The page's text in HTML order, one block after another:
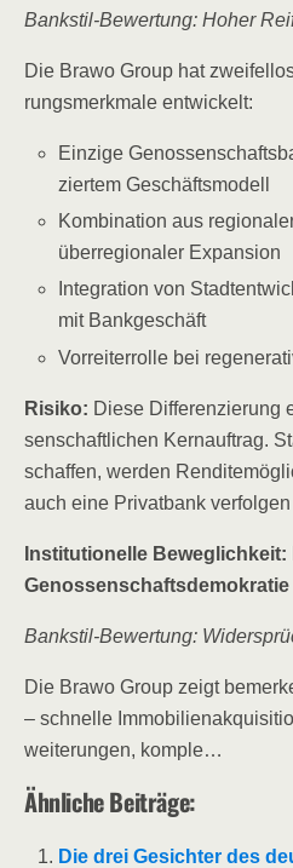
Bank­stil-Bewer­tung: Hoher
Die Bra­wo Group hat
rungs­merk­ma­le entwickelt:
Ein­zi­ge
zier­tem Geschäftsmodell
Kom­bi­na­ti­on aus
über­re­gio­na­ler Expansion
Inte­gra­ti­on von
mit Bankgeschäft
Vor­rei­ter­rol­le bei
Risi­ko: Die­se Dif­fe­ren­zie­rung
sen­schaft­li­chen Kern­auf­trag.
schaf­fen, wer­den
auch eine Pri­vat­bank
Insti­tu­tio­nel­le
Genossenschaftsdemokratie
Bank­stil-Bewer­tung:
Die Bra­wo Group zeigt
– schnel­le
wei­te­run­gen, komple…
Ähn­li­che Beiträge:
Die drei Gesich­ter des